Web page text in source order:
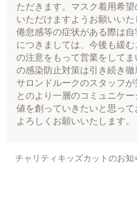
ただきます。マスク着用希
いただけますようお願いい
倦怠感等の症状がある際は
につきましては、今後も緩
の注意をもって営業をして
の感染防止対策は引き続き徹
サロンドルークのスタッフ
とのより一層のコミュニケ
値を創っていきたいと思っ
よろしくお願いいたします。
チャリティキッズカットのお知